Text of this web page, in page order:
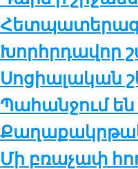
Խորհր­դա­վոր
Սո­ցիա­լա­կան
Պա­հան­ջում
Մի բռա­չափ